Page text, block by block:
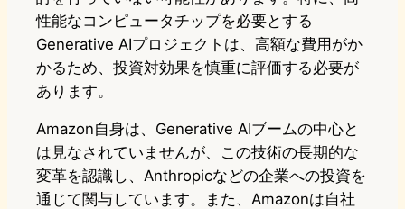
性能なコンピュータチップを必要とする
Generative AIプロジェクトは、高額な費用がか
かるため、投資対効果を慎重に評価する必要が
あります。
Amazon自身は、Generative AIブームの中心と
は見なされていませんが、この技術の長期的な
変革を認識し、Anthropicなどの企業への投資を
通じて関与しています。また、Amazonは自社